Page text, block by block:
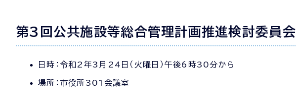
第3回公共施設等総合管理計画推進検討委員会
日時：令和2年3月24日（火曜日）午後6時30分から
場所：市役所301会議室